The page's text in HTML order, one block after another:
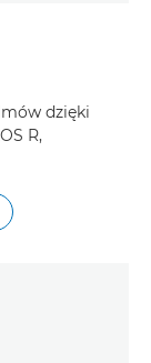
dzięki
R,